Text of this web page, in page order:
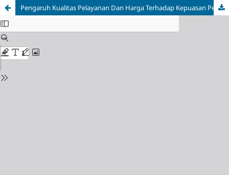
Pengaruh Kualitas Pelayanan Dan Harga Terhadap Kepuasan Pelanggan Pada Toko HP Dan Cell Gurah Kabupaten Kediri